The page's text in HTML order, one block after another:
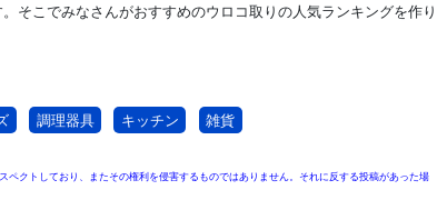
そこでみなさんがおすすめのウロコ取りの人気ランキングを作り
調理器具 キッチン 雑貨
ペクトしており、またその権利を侵害するものではありません。それに反する投稿があった場